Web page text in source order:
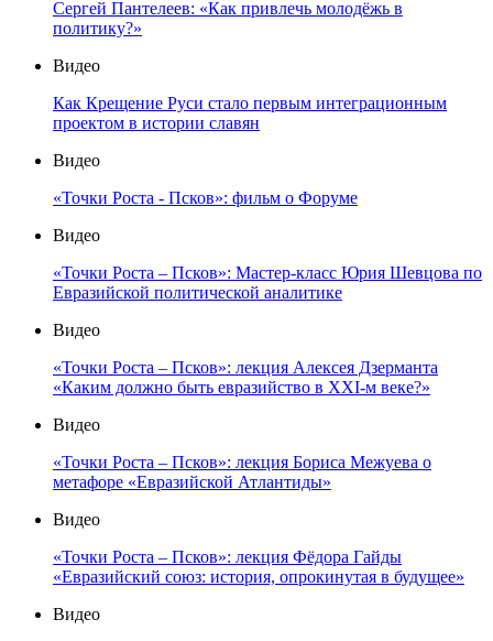
Сергей Пантелеев: «Как привлечь молодёжь в
политику?»
Видео
Как Крещение Руси стало первым интеграционным
проектом в истории славян
Видео
«Точки Роста - Псков»: фильм о Форуме
Видео
«Точки Роста – Псков»: Мастер-класс Юрия Шевцова по
Евразийской политической аналитике
Видео
«Точки Роста – Псков»: лекция Алексея Дзерманта
«Каким должно быть евразийство в XXI-м веке?»
Видео
«Точки Роста – Псков»: лекция Бориса Межуева о
метафоре «Евразийской Атлантиды»
Видео
«Точки Роста – Псков»: лекция Фёдора Гайды
«Евразийский союз: история, опрокинутая в будущее»
Видео